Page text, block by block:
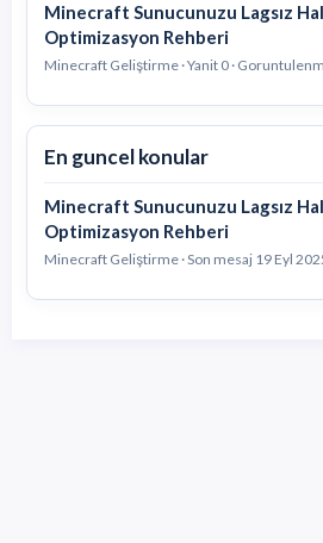
Minecraft Sunucunuzu Lagsız
Optimizasyon Rehberi
Minecraft Geliştirme · Yanit 0 ·
En guncel konular
Minecraft Sunucunuzu Lagsız
Optimizasyon Rehberi
Minecraft Geliştirme · Son mesaj 19 Eyl